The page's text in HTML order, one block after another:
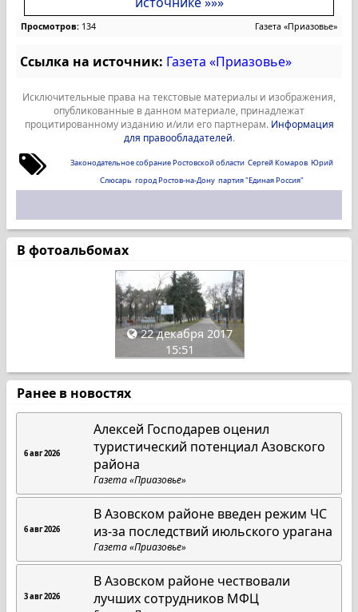
Просмотров: 134 Газета «Приазовье»
Ссылка на источник: Газета «Приазовье»
Исключительные права на текстовые материалы и изображения,
опубликованные в данном материале, принадлежат
процитированному изданию и/или его партнерам. Информация
для правообладателей.
Законодательное собрание Ростовской области Сергей Комаров Юрий
Слюсарь город Ростов-на-Дону партия "Единая Россия"
В фотоальбомах
22 декабря 2017
15:51
Ранее в новостях
6 авг 2026
Алексей Господарев оценил
туристический потенциал Азовского
района
Газета «Приазовье»
6 авг 2026
В Азовском районе введен режим ЧС
из-за последствий июльского урагана
Газета «Приазовье»
3 авг 2026
В Азовском районе чествовали
лучших сотрудников МФЦ